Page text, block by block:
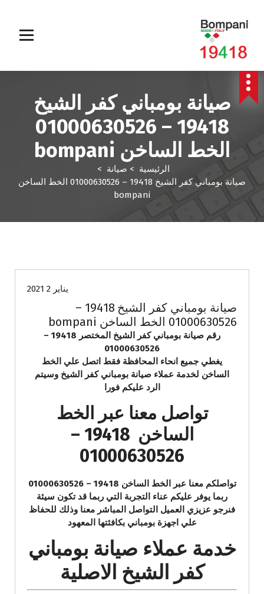
و
ى
صيانة بومباني كفر الشيخ
19418 – 01000630526
الخط الساخن bompani
الرئيسية > صيانة >
صيانة بومباني كفر الشيخ 19418 – 01000630526 الخط الساخن
bompani
يناير 2 2021
صيانة بومباني كفر الشيخ 19418 –
01000630526 الخط الساخن bompani
رقم صيانة بومباني كفر الشيخ المختصر 19418 –
01000630526
يغطي جميع انحاء المحافظة فقط اتصل علي الخط
الساخن لخدمة عملاء صيانة بومباني كفر الشيخ وسيتم
الرد عليكم فورا
تواصل معنا عبر الخط
الساخن 19418 –
01000630526
تواصلكم معنا عبر الخط الساخن 19418 – 01000630526
ربما يوفر عليكم عناء التجربة التي ربما قد تكون سيئة
فنرجو عزيزي العميل التواصل المباشر معنا وذلك للحفاظ
علي اجهزة بومباني بكافئتها المعهود
خدمة عملاء صيانة بومباني
كفر الشيخ الاصلية